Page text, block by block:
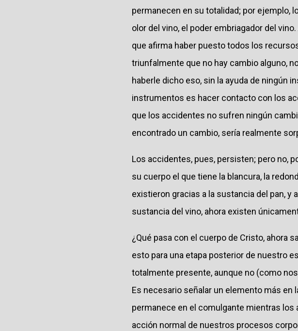
permanecen en su totalidad; por ejemplo,
olor del vino, el poder embriagador del
que afirma haber puesto todos los
triunfalmente que no hay cambio alguno,
haberle dicho eso, sin la ayuda de ningún
instrumentos es hacer contacto con los
que los accidentes no sufren ningún
encontrado un cambio, sería realmente
Los accidentes, pues, persisten; pero no,
su cuerpo el que tiene la blancura, la
existieron gracias a la sustancia del pan, y
sustancia del vino, ahora existen
¿Qué pasa con el cuerpo de Cristo, ahora
esto para una etapa posterior de nuestro
totalmente presente, aunque no (como
Es necesario señalar un elemento más en
permanece en el comulgante mientras
acción normal de nuestros procesos